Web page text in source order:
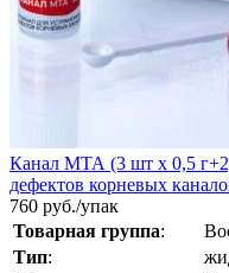
Канал МТА (3 шт х 0,5
дефектов корневых
760 руб./упак
Товарная группа:
Тип: